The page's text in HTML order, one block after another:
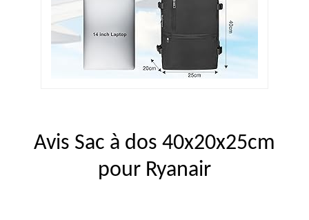
Avis Sac à dos 40x20x25cm
pour Ryanair